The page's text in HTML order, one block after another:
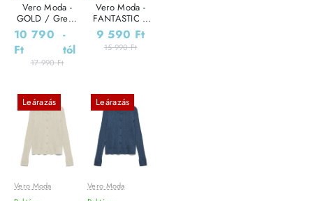
Vero Moda -
GOLD / Grey -
Női kardigán
10 790
Ft
-
tól
17 990 Ft
Vero Moda -
FANTASTIC /
Pink - Női
kardigán
9 590 Ft
15 990 Ft
Leárazás
Vero Moda
Leárazás
Vero Moda